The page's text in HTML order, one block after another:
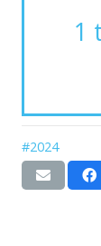
1
#2024